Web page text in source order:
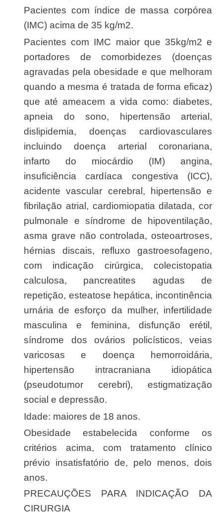
Pacientes com índice de massa corpórea
(IMC) acima de 35 kg/m2.
Pacientes com IMC maior que 35kg/m2 e
portadores de comorbidezes (doenças
agravadas pela obesidade e que melhoram
quando a mesma é tratada de forma eficaz)
que até ameacem a vida como: diabetes,
apneia do sono, hipertensão arterial,
dislipidemia, doenças cardiovasculares
incluindo doença arterial coronariana,
infarto do miocárdio (IM) angina,
insuficiência cardíaca congestiva (ICC),
acidente vascular cerebral, hipertensão e
fibrilação atrial, cardiomiopatia dilatada, cor
pulmonale e síndrome de hipoventilação,
asma grave não controlada, osteoartroses,
hérnias discais, refluxo gastroesofageno,
com indicação cirúrgica, colecistopatia
calculosa, pancreatites agudas de
repetição, esteatose hepática, incontinência
urnária de esforço da mulher, infertilidade
masculina e feminina, disfunção erétil,
síndrome dos ovários policísticos, veias
varicosas e doença hemorroidária,
hipertensão intracraniana idiopática
(pseudotumor cerebri), estigmatização
social e depressão.
Idade: maiores de 18 anos.
Obesidade estabelecida conforme os
critérios acima, com tratamento clínico
prévio insatisfatório de, pelo menos, dois
anos.
PRECAUÇÕES PARA INDICAÇÃO DA
CIRURGIA